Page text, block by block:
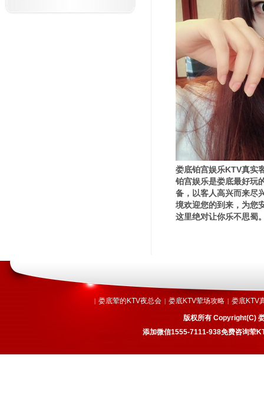
娄底铂宫娱乐KTV真实
铂宫娱乐是娄底最好玩
备，以客人高兴而来尽
境欢迎您的到来，为您
这里绝对让你乐不思蜀
| 娄底荤的KTV夜总会 | 娄底KTV荤场攻略 | 娄底KTV
版权所有 Copyright(C)
添加微信1555-7111-938免费咨询荤